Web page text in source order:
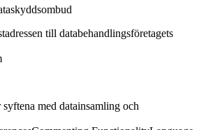
till databehandlingsföretagets
med datainsamling och